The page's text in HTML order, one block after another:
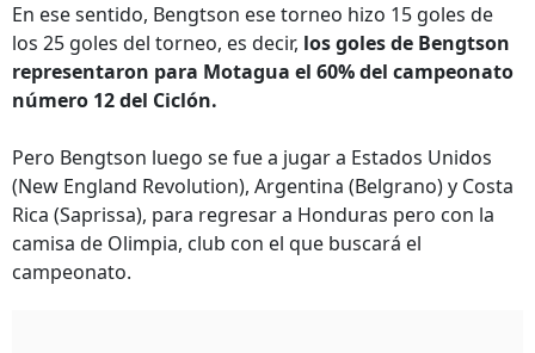
En ese sentido, Bengtson ese torneo hizo 15 goles de
los 25 goles del torneo, es decir, los goles de Bengtson
representaron para Motagua el 60% del campeonato
número 12 del Ciclón.
Pero Bengtson luego se fue a jugar a Estados Unidos
(New England Revolution), Argentina (Belgrano) y Costa
Rica (Saprissa), para regresar a Honduras pero con la
camisa de Olimpia, club con el que buscará el
campeonato.